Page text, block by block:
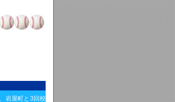
岩屋町と3回校